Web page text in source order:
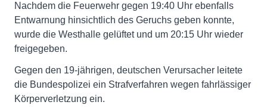
Nachdem die Feuerwehr gegen 19:40 Uhr ebenfalls
Entwarnung hinsichtlich des Geruchs geben konnte,
wurde die Westhalle gelüftet und um 20:15 Uhr wieder
freigegeben.
Gegen den 19-jährigen, deutschen Verursacher leitete
die Bundespolizei ein Strafverfahren wegen fahrlässiger
Körperverletzung ein.